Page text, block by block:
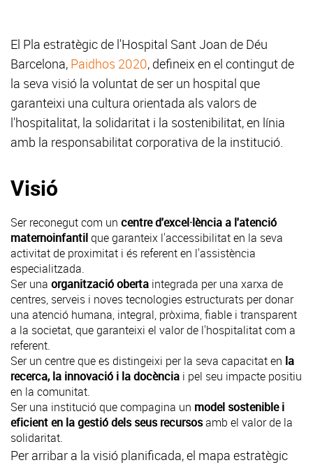
El Pla estratègic de l'Hospital Sant Joan de Déu
Barcelona, Paidhos 2020, defineix en el contingut de
la seva visió la voluntat de ser un hospital que
garanteixi una cultura orientada als valors de
l'hospitalitat, la solidaritat i la sostenibilitat, en línia
amb la responsabilitat corporativa de la institució.
Visió
Ser reconegut com un centre d'excel·lència a l'atenció
maternoinfantilque garanteix l'accessibilitat en la seva
activitat de proximitat i és referent en l'assistència
especialitzada.
Ser una organització oberta integrada per una xarxa de
centres, serveis i noves tecnologies estructurats per donar
una atenció humana, integral, pròxima, fiable i transparent
a la societat, que garanteixi el valor de l'hospitalitat com a
referent.
Ser un centre que es distingeixi per la seva capacitat en la
recerca, la innovació i la docència i pel seu impacte positiu
en la comunitat.
Ser una institució que compagina un model sostenible i
eficient en la gestió dels seus recursosamb el valor de la
solidaritat.
Per arribar a la visió planificada, el mapa estratègic